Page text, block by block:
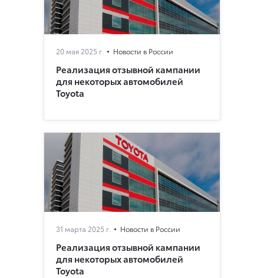
20 мая 2025 г. Новости в России
Реализация отзывной кампании
для некоторых автомобилей
Toyota
31 марта 2025 г. Новости в России
Реализация отзывной кампании
для некоторых автомобилей
Toyota